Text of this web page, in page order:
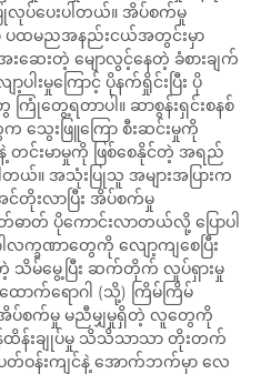
ပ်ပေးပါတယ်။ အိပ်စက်မှု
ထမညအနည်းငယ်အတွင်းမှာ
ဆေးတဲ့ မျောလွင့်နေတဲ့ ခံစားချက်
ါးမှုကြောင့် ပိုနက်ရှိုင်းပြီး ပို
တွေ့ရတာပါ။ ဆာစွန်းရှင်းစနစ်
သွေးဖြူကြော စီးဆင်းမှုကို
တင်းမာမှုကို ဖြစ်စေနိုင်တဲ့ အရည်
။ အသုံးပြုသူ အများအပြားက
င်တိုးလာပြီး အိပ်စက်မှု
တ် ပိုကောင်းလာတယ်လို့ ပြောပါ
လက္ခဏာတွေကို လျော့ကျစေပြီး
မ်မွေ့ပြီး ဆက်တိုက် လှုပ်ရှားမှု
ေထောက်ရောဂါ (သို့) ကြိမ်ကြိမ်
အိပ်စက်မှု မညီမျှမှုရှိတဲ့ လူတွေကို
ထိန်းချုပ်မှု သိသိသာသာ တိုးတက်
တ်ဝန်းကျင်နဲ့ အောက်ဘက်မှာ လေ